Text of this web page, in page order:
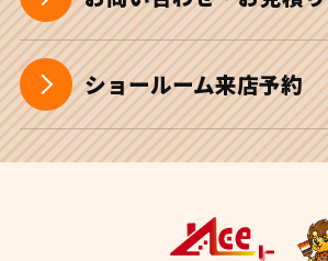
ショールーム来店予約